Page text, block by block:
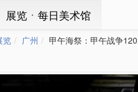
展览ㆍ每日美术馆
览 广州 甲午海祭：甲午战争